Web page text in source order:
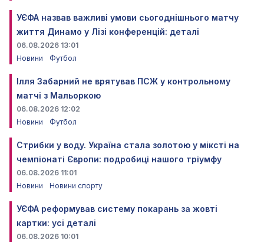
УЄФА назвав важливі умови сьогоднішнього матчу
життя Динамо у Лізі конференцій: деталі
06.08.2026 13:01
Новини
Футбол
Ілля Забарний не врятував ПСЖ у контрольному
матчі з Мальоркою
06.08.2026 12:02
Новини
Футбол
Стрибки у воду. Україна стала золотою у міксті на
чемпіонаті Європи: подробиці нашого тріумфу
06.08.2026 11:01
Новини
Новини спорту
УЄФА реформував систему покарань за жовті
картки: усі деталі
06.08.2026 10:01